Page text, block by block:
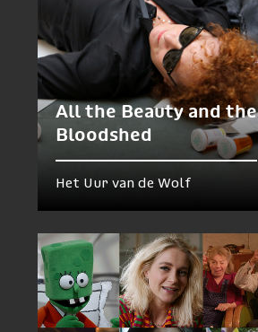
All the Beauty and the
Bloodshed
Het Uur van de Wolf